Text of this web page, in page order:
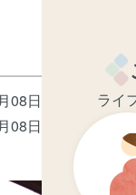
08日
08日
ライ